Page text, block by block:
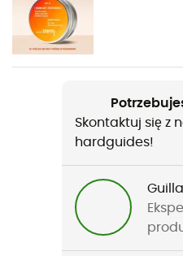
Rodzaj
Mężczyźni
Nazwa produktu
Nieprzemakalność
Skontaktuj się z
hardguides!